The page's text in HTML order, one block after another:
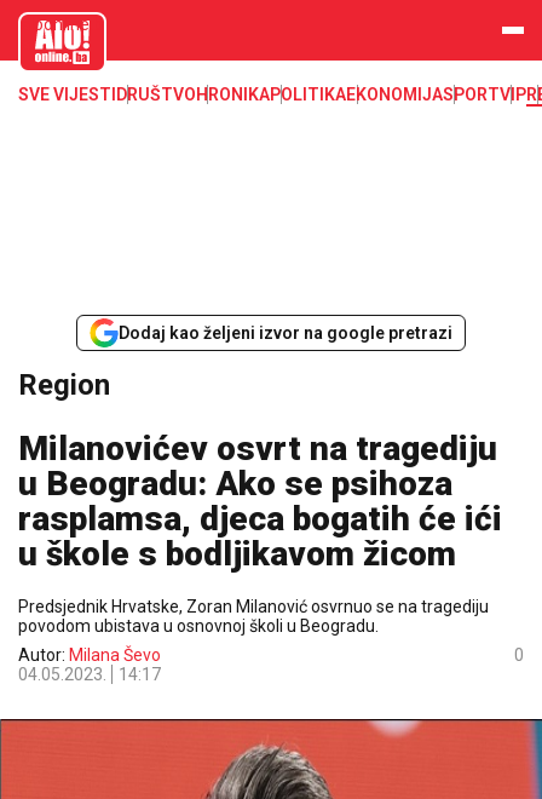
aloonline.b
SVE VIJESTI DRUŠTVOHRONIKAPOLITIKAEKONOMIJASPORTVIP
Dodaj kao željeni izvor na google pretrazi
Region
Milanovićev osvrt na tragediju
u Beogradu: Ako se psihoza
rasplamsa, djeca bogatih će ići
u škole s bodljikavom žicom
Predsjednik Hrvatske, Zoran Milanović osvrnuo se na tragediju
povodom ubistava u osnovnoj školi u Beogradu.
Autor: Milana Ševo
04.05.2023.
14:17
0